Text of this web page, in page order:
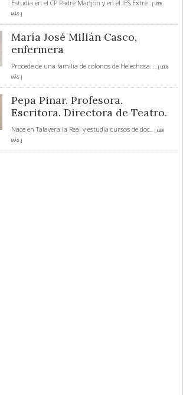
Estudia en el CP Padre Manjón y en el IES Extre... [ LEER
MÁS ]
María José Millán Casco,
enfermera
Procede de una familia de colonos de Helechosa.
... [ LEER
MÁS ]
Pepa Pinar. Profesora.
Escritora. Directora de Teatro.
Nace en Talavera la Real y estudia cursos de doc... [ LEER
MÁS ]